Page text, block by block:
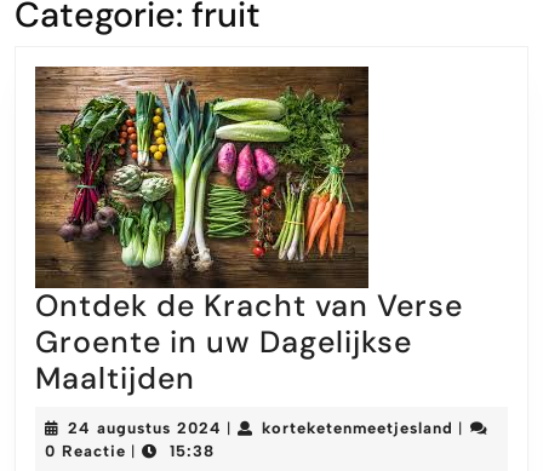
Categorie: fruit
Ontdek de Kracht van Verse
Groente in uw Dagelijkse
Maaltijden
de
Kracht
24 augustus 2024 24
korteketenmeetjesland
0 Reactie 15:38